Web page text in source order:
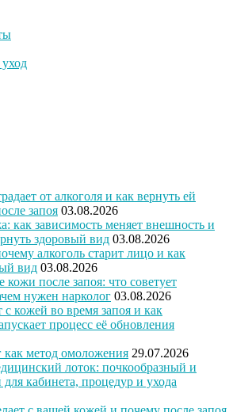
от алкоголя и как вернуть ей
запоя 03.08.2026
как зависимость меняет внешность и
здоровый вид 03.08.2026
алкоголь старит лицо и как
вид 03.08.2026
кожи после запоя: что советует
нужен нарколог 03.08.2026
с кожей во время запоя и как
процесс её обновления
метод омоложения 29.07.2026
лоток: почкообразный и
кабинета, процедур и ухода